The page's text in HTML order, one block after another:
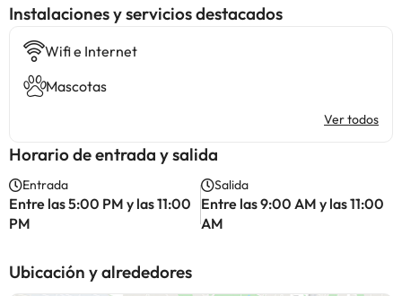
Instalaciones y servicios destacados
Wifi e Internet
Mascotas
Ver todos
Horario de entrada y salida
Entrada
Entre las 5:00 PM y las 11:00
PM
Salida
Entre las 9:00 AM y las 11:00
AM
Ubicación y alrededores